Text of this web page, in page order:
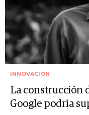
INNOVACIÓN
La construcción
Google podría